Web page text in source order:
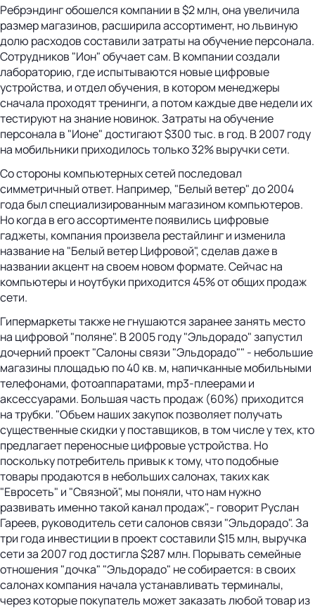
Ребрэндинг обошелся компании в $2 млн, она увеличила
размер магазинов, расширила ассортимент, но львиную
долю расходов составили затраты на обучение персонала.
Сотрудников "Ион" обучает сам. В компании создали
лабораторию, где испытываются новые цифровые
устройства, и отдел обучения, в котором менеджеры
сначала проходят тренинги, а потом каждые две недели их
тестируют на знание новинок. Затраты на обучение
персонала в "Ионе" достигают $300 тыс. в год. В 2007 году
на мобильники приходилось только 32% выручки сети.
Со стороны компьютерных сетей последовал
симметричный ответ. Например, "Белый ветер" до 2004
года был специализированным магазином компьютеров.
Но когда в его ассортименте появились цифровые
гаджеты, компания произвела рестайлинг и изменила
название на "Белый ветер Цифровой", сделав даже в
названии акцент на своем новом формате. Сейчас на
компьютеры и ноутбуки приходится 45% от общих продаж
сети.
Гипермаркеты также не гнушаются заранее занять место
на цифровой "поляне". В 2005 году "Эльдорадо" запустил
дочерний проект "Салоны связи "Эльдорадо"" - небольшие
магазины площадью по 40 кв. м, напичканные мобильными
телефонами, фотоаппаратами, mp3-плеерами и
аксессуарами. Большая часть продаж (60%) приходится
на трубки. "Объем наших закупок позволяет получать
существенные скидки у поставщиков, в том числе у тех, кто
предлагает переносные цифровые устройства. Но
поскольку потребитель привык к тому, что подобные
товары продаются в небольших салонах, таких как
"Евросеть" и "Связной", мы поняли, что нам нужно
развивать именно такой канал продаж",- говорит Руслан
Гареев, руководитель сети салонов связи "Эльдорадо". За
три года инвестиции в проект составили $15 млн, выручка
сети за 2007 год достигла $287 млн. Порывать семейные
отношения "дочка" "Эльдорадо" не собирается: в своих
салонах компания начала устанавливать терминалы,
через которые покупатель может заказать любой товар из